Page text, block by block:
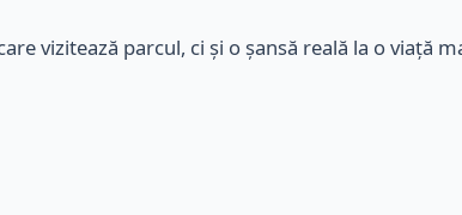
vizitează parcul, ci și o șansă reală la o viață